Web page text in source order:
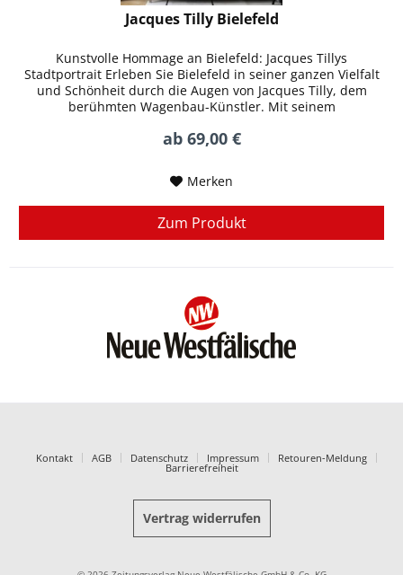
Jacques Tilly Bielefeld
Kunstvolle Hommage an Bielefeld: Jacques Tillys
Stadtportrait Erleben Sie Bielefeld in seiner ganzen Vielfalt
und Schönheit durch die Augen von Jacques Tilly, dem
berühmten Wagenbau-Künstler. Mit seinem
ab 69,00 €
Merken
Zum Produkt
Kontakt AGB Datenschutz Impressum Retouren-Meldung
Barrierefreiheit
Vertrag widerrufen